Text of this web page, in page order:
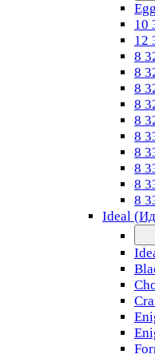
10
12
8
8
8
8
8
8
8
8
8
8
Ideal